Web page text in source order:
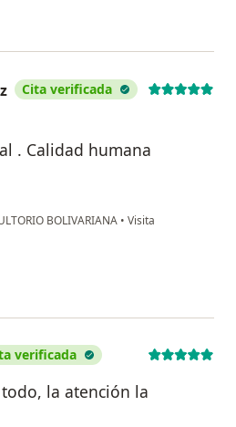
Cita verificada
. Calidad humana
BOLIVARIANA • Visita
Rodriguez
verificada
la atención la